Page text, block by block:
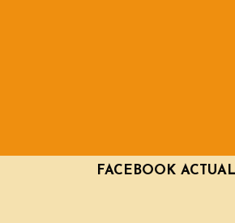
FACEBOOK